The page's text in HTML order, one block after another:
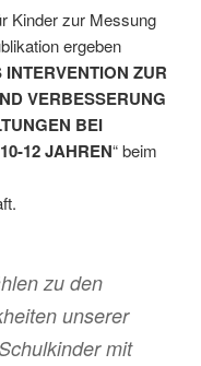
Kinder zur Messung
ergeben
ZUR
VERBESSERUNG
BEI
12 JAHREN“ beim
zu den
unserer
mit